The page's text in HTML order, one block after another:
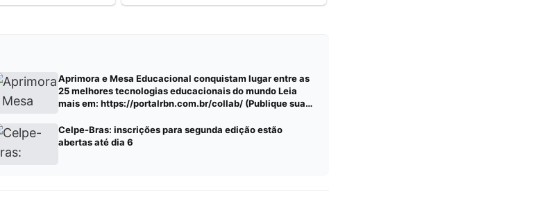
Aprimora e Mesa Educacional conquistam lugar entre as
25 melhores tecnologias educacionais do mundo Leia
mais em: https://portalrbn.com.br/collab/ (Publique sua
Celpe-Bras: inscrições para segunda edição estão
abertas até dia 6